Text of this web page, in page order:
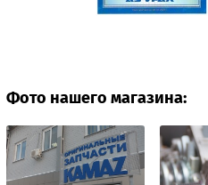
Фото нашего магазина: